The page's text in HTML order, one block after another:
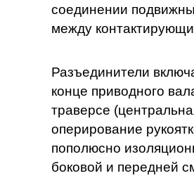
соединении
между
Разъединители
конце приводного
траверсе
оперирование
пополюсно
боковой и передней